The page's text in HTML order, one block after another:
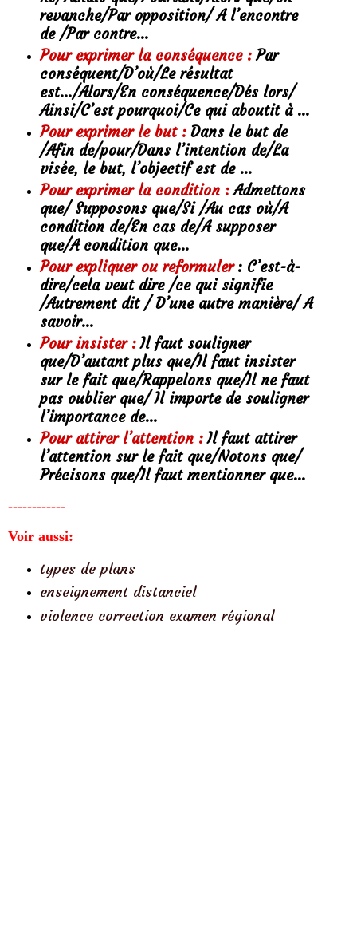
revanche/Par opposition/ A l’encontre
de /Par contre…
Pour exprimer la conséquence :Par
conséquent/D’où/Le résultat
est…/Alors/En conséquence/Dés lors/
Ainsi/C’est pourquoi/Ce qui aboutit à …
Pour exprimer le but :Dans le but de
/Afin de/pour/Dans l’intention de/La
visée, le but, l’objectif est de …
Pour exprimer la condition :Admettons
que/ Supposons que/Si /Au cas où/A
condition de/En cas de/A supposer
que/A condition que…
Pour expliquer ou reformuler: C’est-à-
dire/cela veut dire /ce qui signifie
/Autrement dit / D’une autre manière/ A
savoir…
Pour insister :Il faut souligner
que/D’autant plus que/Il faut insister
sur le fait que/Rappelons que/Il ne faut
pas oublier que/ Il importe de souligner
l’importance de…
Pour attirer l’attention :Il faut attirer
l’attention sur le fait que/Notons que/
Précisons que/Il faut mentionner que…
------------
Voir aussi:
types de plans
enseignement distanciel
violence correction examen régional